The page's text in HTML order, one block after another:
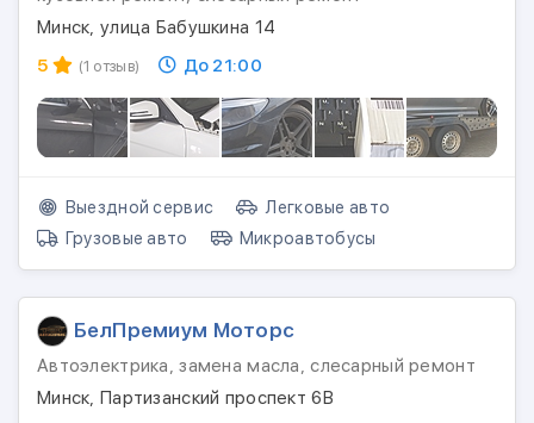
Минск, улица Бабушкина 14
5
(1 отзыв) До 21:00
Выездной сервис
Легковые авто
Грузовые авто
Микроавтобусы
БелПремиум Моторс
Автоэлектрика, замена масла, слесарный ремонт
Минск, Партизанский проспект 6В